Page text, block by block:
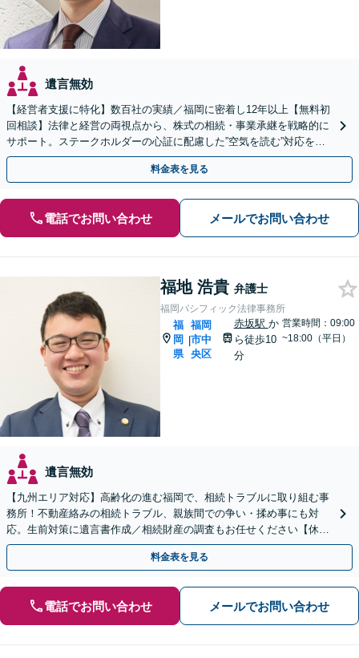
遺言無効
【経営者支援に特化】数百社の実績／福岡に密着し12年以上【無料初
回相談】法律と経営の両視点から、株式の相続・事業承継を戦略的に
サポート。ステークホルダーの心証に配慮した”空気を読む”対応を強
みに、円満な解決を目指します【天神駅１分】
料金表を見る
電話でお問い合わせ メールでお問い合わせ
福地 浩貴 弁護士
福岡パシフィック法律事務所
福
岡
県
|
福岡
市中
央区
赤坂駅 か
ら徒歩10
分
営業時間：09:00
~18:00（平日）
遺言無効
【九州エリア対応】高齢化の進む福岡で、相続トラブルに取り組む事
務所！不動産絡みの相続トラブル、親族間での争い・揉め事にも対
応。生前対策に遺言書作成／相続財産の調査もお任せください【休
日・夜間面談可】【完全個室】【六本松駅2分】
料金表を見る
電話でお問い合わせ メールでお問い合わせ